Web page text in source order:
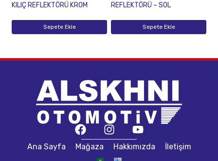
KILIÇ REFLEKTÖRÜ KROM
Sepete Ekle
REFLEKTÖRÜ – SOL
Sepete Ekle
Ana Sayfa Mağaza Hakkımızda İletişim